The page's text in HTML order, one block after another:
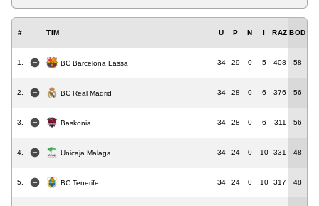
# TIM U P N I RAZ BOD
1. BC Barcelona Lassa 34 29 0 5 408 58
2. BC Real Madrid 34 28 0 6 376 56
3. Baskonia 34 28 0 6 311 56
4. Unicaja Malaga 34 24 0 10 331 48
5. BC Tenerife 34 24 0 10 317 48